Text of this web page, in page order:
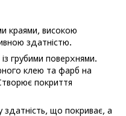
краями, високою
здатністю.
грубими поверхнями.
клею та фарб на
покриття
що покриває, а